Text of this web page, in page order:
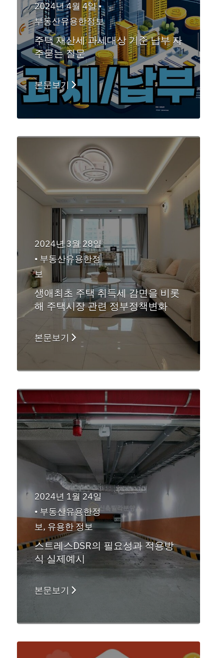
2024년 4월 4일 •
부동산유용한정보
주택 재산세 과세대상 기준 납부 자
주묻는 질문
본문보기
2024년 3월 28일
• 부동산유용한정
보
생애최초 주택 취득세 감면을 비롯
해 주택시장 관련 정부정책변화
본문보기
2024년 1월 24일
• 부동산유용한정
보, 유용한 정보
스트레스DSR의 필요성과 적용방
식 실제예시
본문보기